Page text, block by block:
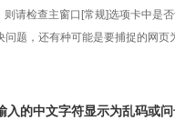
请检查主窗口[常规]选项卡中是
题，还有种可能是要捕捉的网
入的中文字符显示为乱码或